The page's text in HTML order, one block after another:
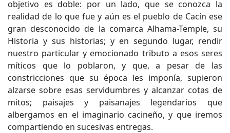
objetivo es doble: por un lado, que se conozca la
realidad de lo que fue y aún es el pueblo de Cacín ese
gran desconocido de la comarca Alhama-Temple, su
Historia y sus historias; y en segundo lugar, rendir
nuestro particular y emocionado tributo a esos seres
míticos que lo poblaron, y que, a pesar de las
constricciones que su época les imponía, supieron
alzarse sobre esas servidumbres y alcanzar cotas de
mitos; paisajes y paisanajes legendarios que
albergamos en el imaginario cacineño, y que iremos
compartiendo en sucesivas entregas.